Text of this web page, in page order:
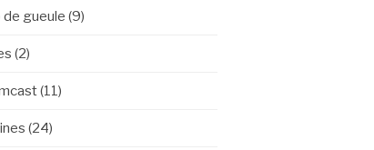
de gueule (9)
(2)
(11)
(24)